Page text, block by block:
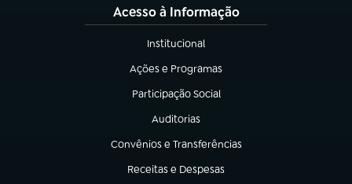
Acesso à Informação
Institucional
(abre em nova aba)
Ações e Programas
(abre em nova aba)
Participação Social
(abre em nova aba)
Auditorias
(abre em nova aba)
Convênios e Transferências
(abre em nova aba)
Receitas e Despesas
(abre em nova aba)